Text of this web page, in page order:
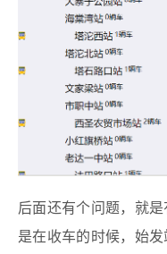
后面还有个问题，就
是在收车的时候，始